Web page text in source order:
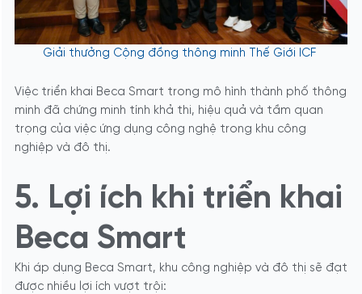
Giải thưởng Cộng đồng thông minh Thế Giới ICF
Việc triển khai Beca Smart trong mô hình thành phố thông
minh đã chứng minh tính khả thi, hiệu quả và tầm quan
trọng của việc ứng dụng công nghệ trong khu công
nghiệp và đô thị.
5. Lợi ích khi triển khai
Beca Smart
Khi áp dụng Beca Smart, khu công nghiệp và đô thị sẽ đạt
được nhiều lợi ích vượt trội: